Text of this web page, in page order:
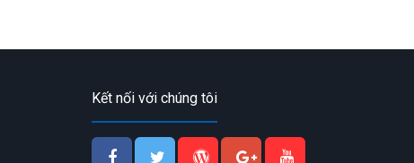
Kết nối với chúng tôi